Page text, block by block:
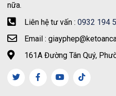
nữa.
Liên hệ tư vấn : 0932 194
Email :
161A Đường Tân Quý,